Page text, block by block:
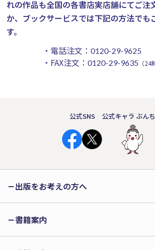
れの作品も全国の各書店実店舗にてご注
か、ブックサービスでは下記の方法でも
す。
・電話注文： 0120-29-9625
・FAX注文： 0120-29-9635 （24
公式SNS 公式キャラ ぶん
出版をお考えの方へ
書籍案内